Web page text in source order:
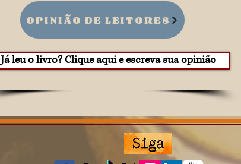
OPINIÃO DE LEITORES
Já leu o livro? Clique aqui e escreva sua opinião